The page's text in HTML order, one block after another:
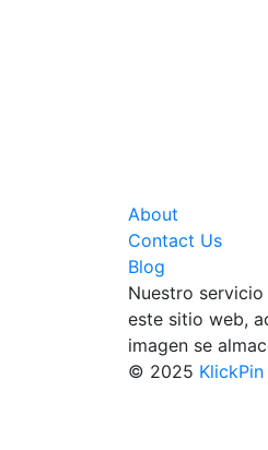
About
Contact Us
Blog
Nuestro
este sitio web,
imagen se
© 2025 KlickPin